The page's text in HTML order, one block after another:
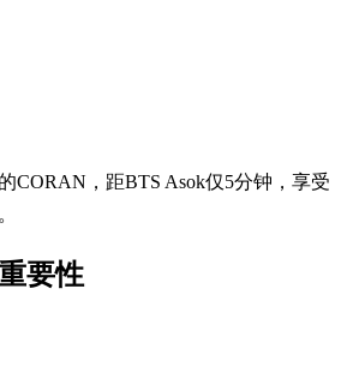
CORAN，距BTS Asok仅5分钟，享受
要性